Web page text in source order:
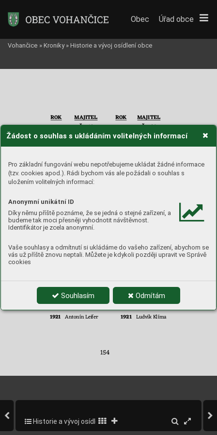
Žádost o souhlas s ukládáním volitelných informací
Pro základní fungování webu nepotřebujeme ukládat žádné informace
(tzv. cookies apod.). Rádi bychom vás ale požádali o souhlas s
uložením volitelných informací:
Anonymní unikátní ID
Díky němu příště poznáme, že se jedná o stejné zařízení, a
budeme tak moci přesněji vyhodnotit návštěvnost.
Identifikátor je zcela anonymní.
Vaše souhlasy a odmítnutí si ukládáme do vašeho zařízení, abychom se
vás už příště znovu neptali. Můžete je kdykoli později upravit ve Správě
cookies
Souhlasím Odmítám
154
ROK MAJITEL ROK
MAJITEL
Čp. 19
Čp. 20
1820 Anton Čermák 1880 Marie Jašová
1826 Anton Čermák
1880 Anton Borek
1900 Anna Filová
1921 Josef Jiskra
ROK MAJITEL ROK
MAJITEL
1921 Antonín Leifer 1921 Ludvík Klíma
Obec Úřad obce
Vohančice » Kroniky » Historie a vývoj osídlení obce
Historie a vývoj osídlení obce